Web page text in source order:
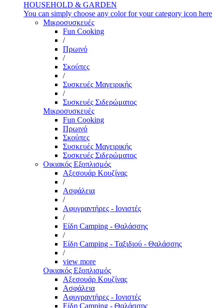
HOUSEHOLD & GARDEN
You can simply choose any color for your category icon here
Μικροσυσκευές
Fun Cooking
/
Πρωινό
/
Σκούπες
/
Συσκευές Μαγειρικής
/
Συσκευές Σιδερώματος
Μικροσυσκευές
Fun Cooking
Πρωινό
Σκούπες
Συσκευές Μαγειρικής
Συσκευές Σιδερώματος
Οικιακός Εξοπλισμός
Αξεσουάρ Κουζίνας
/
Ασφάλεια
/
Αφυγραντήρες - Ιονιστές
/
Είδη Camping - Θαλάσσης
/
Είδη Camping - Ταξιδιού - Θαλάσσης
/
view more
Οικιακός Εξοπλισμός
Αξεσουάρ Κουζίνας
Ασφάλεια
Αφυγραντήρες - Ιονιστές
Είδη Camping - Θαλάσσης